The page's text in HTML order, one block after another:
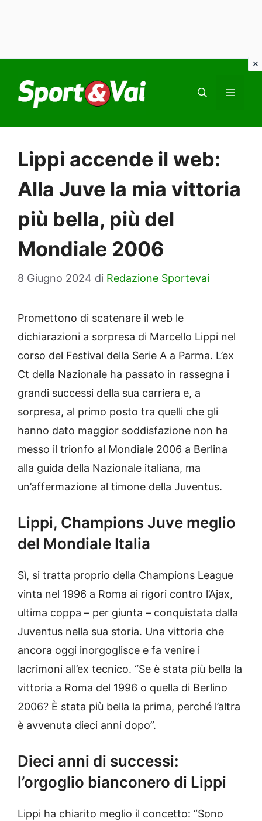
contenuto
Lippi accende il web:
Alla Juve la mia vittoria
più bella, più del
Mondiale 2006
8 Giugno 2024 di Redazione Sportevai
Promettono di scatenare il web le
dichiarazioni a sorpresa di Marcello Lippi nel
corso del Festival della Serie A a Parma. L’ex
Ct della Nazionale ha passato in rassegna i
grandi successi della sua carriera e, a
sorpresa, al primo posto tra quelli che gli
hanno dato maggior soddisfazione non ha
messo il trionfo al Mondiale 2006 a Berlina
alla guida della Nazionale italiana, ma
un’affermazione al timone della Juventus.
Lippi, Champions Juve meglio
del Mondiale Italia
Sì, si tratta proprio della Champions League
vinta nel 1996 a Roma ai rigori contro l’Ajax,
ultima coppa – per giunta – conquistata dalla
Juventus nella sua storia. Una vittoria che
ancora oggi inorgoglisce e fa venire i
lacrimoni all’ex tecnico. “Se è stata più bella la
vittoria a Roma del 1996 o quella di Berlino
2006? È stata più bella la prima, perché l’altra
è avvenuta dieci anni dopo”.
Dieci anni di successi:
l’orgoglio bianconero di Lippi
Lippi ha chiarito meglio il concetto: “Sono